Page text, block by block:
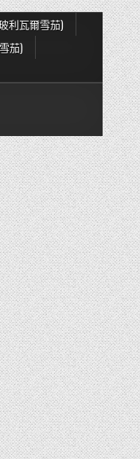
(玻利瓦爾雪茄)
茄)